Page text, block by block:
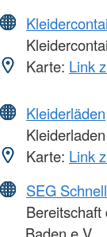
Karte: Link
Kleiderläden
Karte: Link
SEG